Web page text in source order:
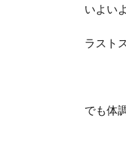
いよい
ラスト
でも体